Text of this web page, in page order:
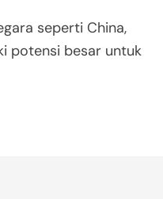
seperti China,
potensi besar untuk